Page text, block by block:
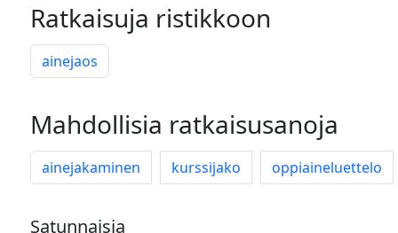
Ratkaisuja ristikkoon
ainejaos
Mahdollisia ratkaisusanoja
ainejakaminen kurssijako oppiaineluettelo
Satunnaisia